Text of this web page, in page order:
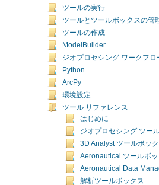
ツールの実行
ツールとツールボックスの管
ツールの作成
ModelBuilder
ジオプロセシング ワークフロ
Python
ArcPy
環境設定
ツール リファレンス
はじめに
ジオプロセシング ツー
3D Analyst ツールボック
Aeronautical ツールボッ
Aeronautical Data
解析ツールボックス